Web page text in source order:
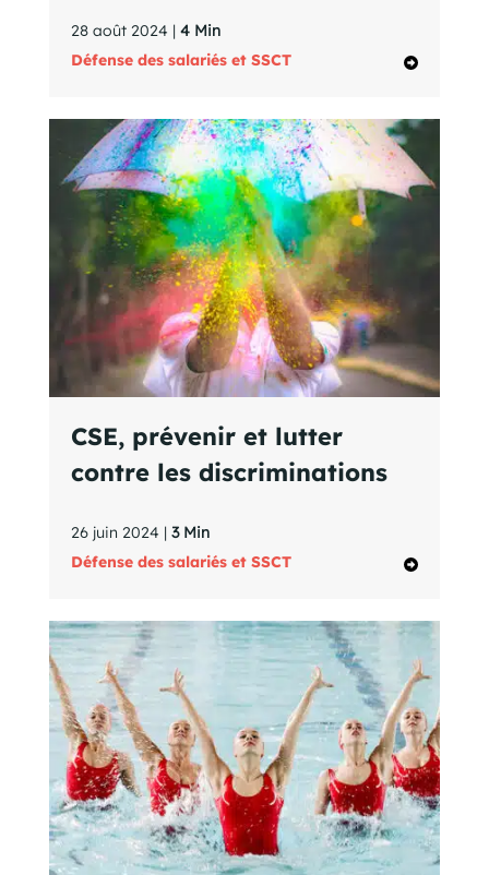
28 août 2024 | 4 Min
Défense des salariés et SSCT
CSE, prévenir et lutter
contre les discriminations
26 juin 2024 | 3 Min
Défense des salariés et SSCT